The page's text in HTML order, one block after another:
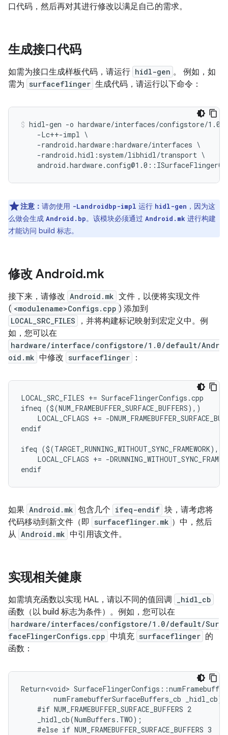
口代码，然后再对其进行修改以满足自己的需求。
生成接口代码
如需为接口生成样板代码，请运行 hidl-gen 。 例如，如
需为 surfaceflinger 生成代码，请运行以下命令：
hidl-gen -o hardware/interfaces/configstore/
    -Lc++-impl \
    -randroid.hardware:hardware/interfaces \
    -randroid.hidl:system/libhidl/transport \
注意： 请勿使用 -Landroidbp-impl 运行 hidl-gen ，因为这
么做会生成 Android.bp。该模块必须通过 Android.mk 进行构建
才能访问 build 标志。
修改 Android.mk
接下来，请修改 Android.mk 文件，以便将实现文件
( <modulename>Configs.cpp ) 添加到
LOCAL_SRC_FILES
，并将构建标记映射到宏定义中。例
如，您可以在
hardware/interface/configstore/1.0/default/Andr
oid.mk 中修改 surfaceflinger ：
LOCAL_SRC_FILES += SurfaceFlingerConfigs.cpp
ifneq ($(NUM_FRAMEBUFFER_SURFACE_BUFFERS),)
LOCAL_CFLAGS += -
endif
ifeq
LOCAL_CFLAGS += -
如果 Android.mk 包含几个 ifeq-endif 块，请考虑将
代码移动到新文件（即
surfaceflinger.mk ）中，然后
从 Android.mk 中引用该文件。
实现相关健康
如需填充函数以实现 HAL，请以不同的值回调 _hidl_cb
函数（以 build 标志为条件）。例如，您可以在
hardware/interfaces/configstore/1.0/default/Sur
faceFlingerConfigs.cpp 中填充 surfaceflinger 的
函数：
Return<void>
numFramebufferSurfaceBuffers_cb _hidl_cb)
    #if NUM_FRAMEBUFFER_SURFACE_BUFFERS 2
    _hidl_cb(NumBuffers.TWO);
    #else if NUM_FRAMEBUFFER_SURFACE_BUFFERS 3